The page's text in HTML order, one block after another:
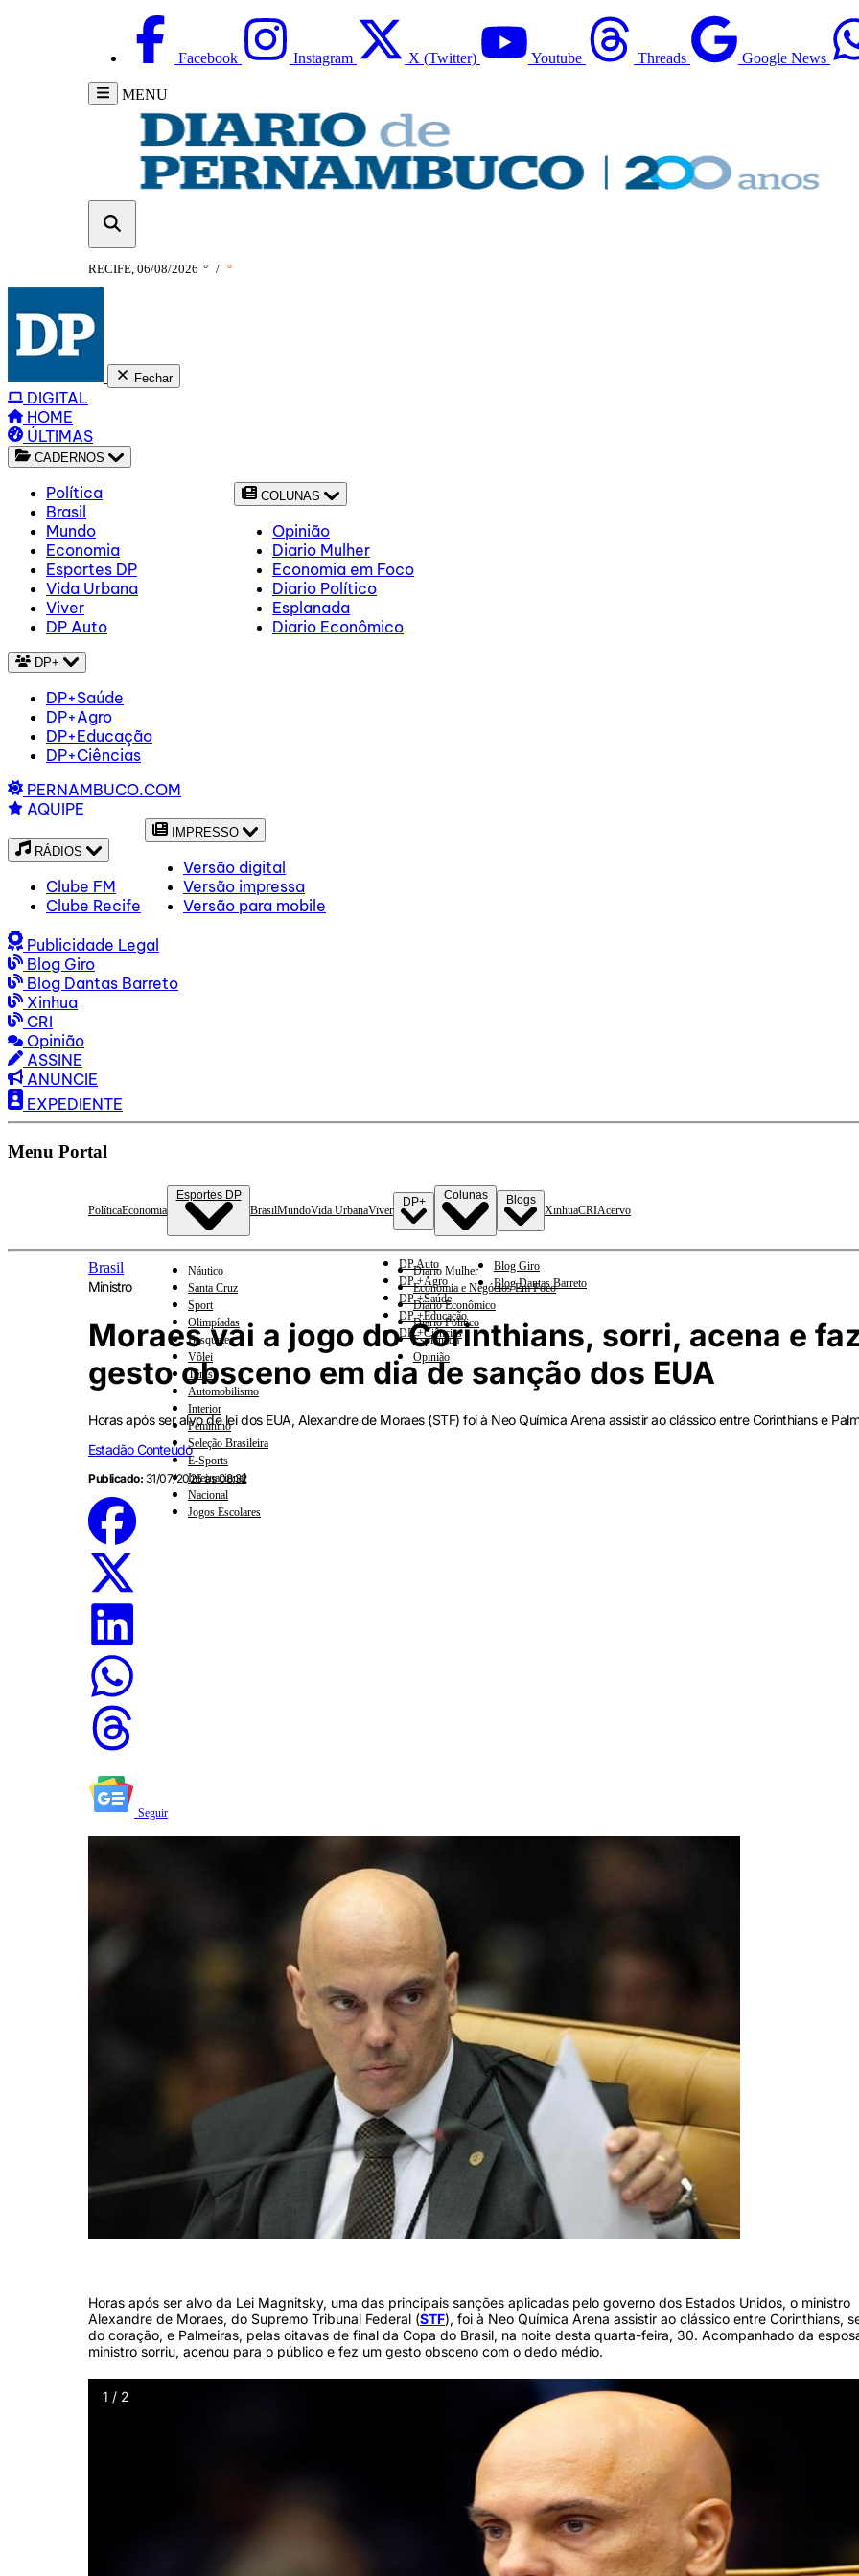
Facebook Instagram X (Twitter) Youtube Threads Google News
MENU
RECIFE, 06/08/2026 ° / °
Fechar
DIGITAL
HOME
ÚLTIMAS
CADERNOS
Política
Brasil
Mundo
Economia
Esportes DP
Vida Urbana
Viver
DP Auto
COLUNAS
Opinião
Diario Mulher
Economia em Foco
Diario Político
Esplanada
Diario Econômico
DP+
DP+Saúde
DP+Agro
DP+Educação
DP+Ciências
PERNAMBUCO.COM
AQUIPE
RÁDIOS
Clube FM
Clube Recife
IMPRESSO
Versão digital
Versão impressa
Versão para mobile
Publicidade Legal
Blog Giro
Blog Dantas Barreto
Xinhua
CRI
Opinião
ASSINE
ANUNCIE
EXPEDIENTE
Menu Portal
PolíticaEconomia
Esportes DP
Náutico
Santa Cruz
Sport
Olimpíadas
Basquete
Vôlei
Tênis
Automobilismo
Interior
Feminino
Seleção Brasileira
E-Sports
Internacional
Nacional
Jogos Escolares
BrasilMundoVida UrbanaViver
DP+
DP Auto
DP +Agro
DP +Saúde
DP +Educação
DP +Ciências
Colunas
Diario Mulher
Economia e Negócios Em Foco
Diario Econômico
Diario Político
Esplanada
Opinião
Blogs
Blog Giro
Blog Dantas Barreto
XinhuaCRIAcervo
Brasil
Ministro
Moraes vai a jogo do Corinthians, sorri, acena e
gesto obsceno em dia de sanção dos EUA
Horas após ser alvo de lei dos EUA, Alexandre de Moraes (STF) foi à Neo Química Arena assistir ao clássico entre Corinthians e
Estadão Conteúdo
Publicado: 31/07/2025 às 08:32
Seguir
Horas após ser alvo da Lei Magnitsky, uma das principais sanções aplicadas pelo governo dos Estados Unidos, o ministro
Alexandre de Moraes, do Supremo Tribunal Federal (STF), foi à Neo Química Arena assistir ao clássico entre Corinthians,
do coração, e Palmeiras, pelas oitavas de final da Copa do Brasil, na noite desta quarta-feira, 30. Acompanhado da
ministro sorriu, acenou para o público e fez um gesto obsceno com o dedo médio.
1 / 2